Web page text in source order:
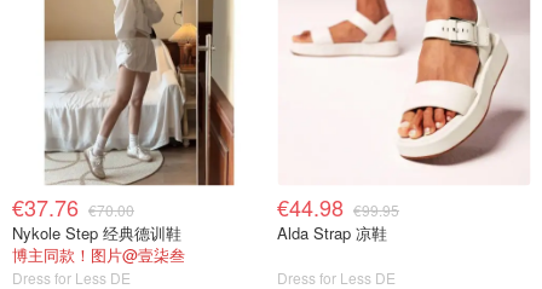
€37.76 €70.00
Nykole Step 经典德训鞋
博主同款！图片@壹柒叁
Dress for Less DE
€44.98 €99.95
Alda Strap 凉鞋
Dress for Less DE